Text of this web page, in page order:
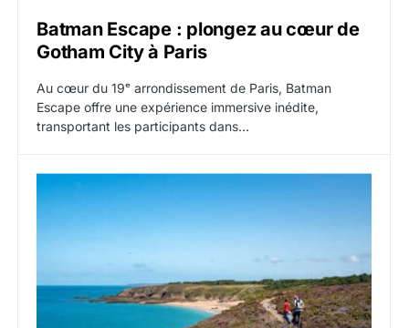
Batman Escape : plongez au cœur de
Gotham City à Paris
Au cœur du 19ᵉ arrondissement de Paris, Batman
Escape offre une expérience immersive inédite,
transportant les participants dans…